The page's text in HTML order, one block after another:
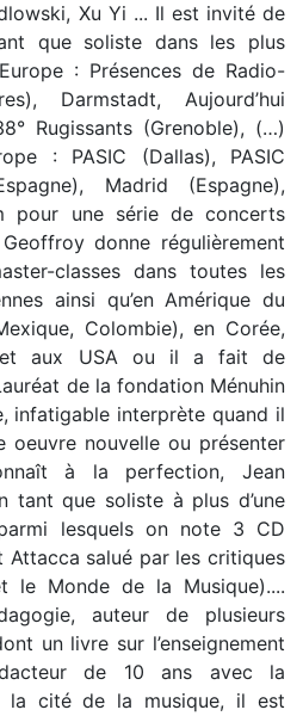
Xu Yi ... Il est invité de
que soliste dans les plus
: Présences de Radio-
Darmstadt, Aujourd’hui
Rugissants (Grenoble), (…)
: PASIC (Dallas), PASIC
Madrid (Espagne),
pour une série de concerts
donne régulièrement
classes dans toutes les
ainsi qu’en Amérique du
Colombie), en Corée,
et aux USA ou il a fait de
de la fondation Ménuhin
infatigable interprète quand il
oeuvre nouvelle ou présenter
à la perfection, Jean
tant que soliste à plus d’une
lesquels on note 3 CD
Attacca salué par les critiques
le Monde de la Musique)....
auteur de plusieurs
un livre sur l’enseignement
de 10 ans avec la
la cité de la musique, il est